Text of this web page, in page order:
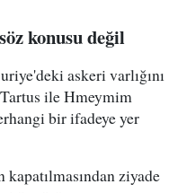
konusu değil
askeri varlığını
ile Hmeymim
bir ifadeye yer
ziyade